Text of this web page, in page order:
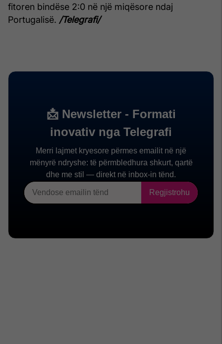
fitoren bindëse 2:0 në një miqësore ndaj
Portugalisë. /Telegrafi/